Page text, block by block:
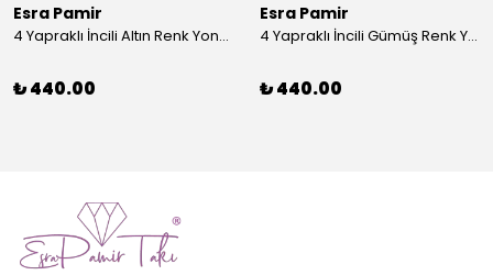
Esra Pamir
4 Yapraklı İncili Altın Renk Yonca Broş
₺ 440.00
Esra Pamir
4 Yapraklı İncili Gümüş Renk Yonca Broş
₺ 440.00